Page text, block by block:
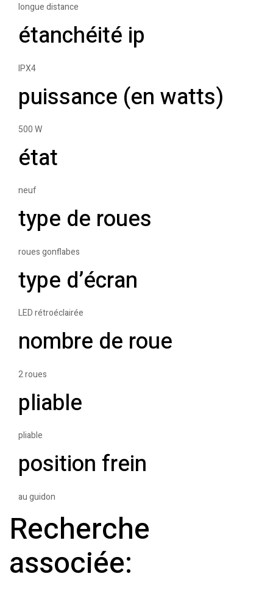
longue distance
étanchéité ip
IPX4
puissance (en watts)
500 W
état
neuf
type de roues
roues gonflabes
type d’écran
LED rétroéclairée
nombre de roue
2 roues
pliable
pliable
position frein
au guidon
Recherche
associée: